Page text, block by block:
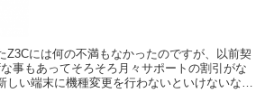
Z3Cには何の不満もなかったのですが、以前契
事もあってそろそろ月々サポートの割引がな
しい端末に機種変更を行わないといけないなと